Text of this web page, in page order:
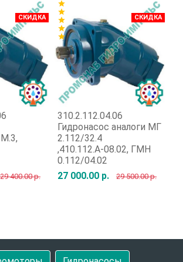
29 400.00 р.
СКИДКА
310.2.112.04.06
Гидронасос аналоги МГ
2.112/32.4
,410.112.А-08.02, ГМН
0.112/04.02
27 000.00 р.
29 500.00 р.
СКИДКА
star
star
star
star
star